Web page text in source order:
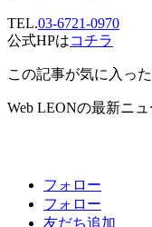
TEL.03-6721-0970
公式HPはコチラ
この記事が気に入っ
Web LEONの最新ニ
フォロー
フォロー
友だち追加